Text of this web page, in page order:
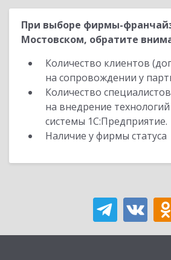
При выборе фирмы-
Мостовском, обратите
Количество клиентов
на сопровождении у
Количество
на внедрение
системы 1С:Предприятие.
Наличие у фирмы статуса